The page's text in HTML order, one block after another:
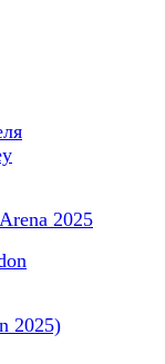
2025
2025)